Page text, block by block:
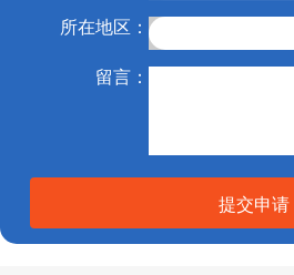
所在地区：
留言：
提交申请